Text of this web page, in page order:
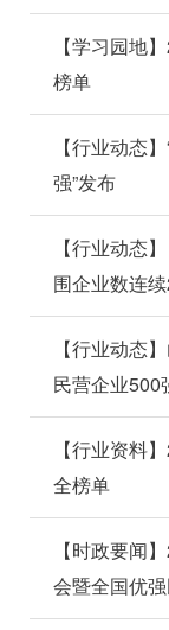
【学习园地
榜单
【行业动态
强”发布
【行业动态
围企业数连
【行业动态
民营企业500
【行业资料
全榜单
【时政要闻
会暨全国优